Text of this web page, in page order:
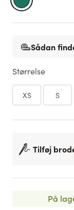
Sådan
Størrelse
XS S
Tilføj
På